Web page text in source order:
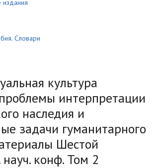
издания
Словари
культура
интерпретации
наследия и
задачи гуманитарного
Шестой
конф. Том 2